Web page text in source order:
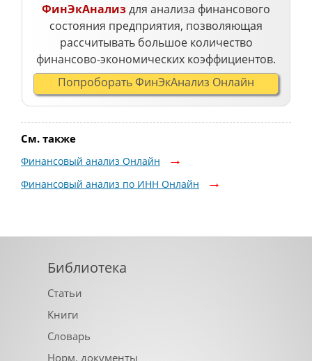
ФинЭкАнализдля анализа финансового
состояния предприятия, позволяющая
рассчитывать большое количество
финансово-экономических коэффициентов.
Попроборать ФинЭкАнализ Онлайн
См. также
Финансовый анализ Онлайн
Финансовый анализ по ИНН Онлайн
Библиотека
Статьи
Книги
Словарь
Норм. документы